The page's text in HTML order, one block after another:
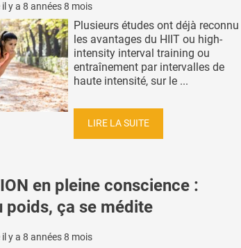
y a 8 années 8 mois
Plusieurs études ont déjà reconnu
les avantages du HIIT ou high-
intensity interval training ou
entraînement par intervalles de
haute intensité, sur le ...
LIRE LA SUITE
en pleine conscience :
poids, ça se médite
y a 8 années 8 mois